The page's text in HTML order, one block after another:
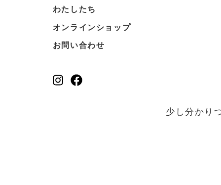
わたしたち
オンラインショップ
お問い合わせ
少し分かり